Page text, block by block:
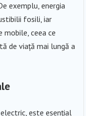
exemplu, energia
fosili, iar
mobile, ceea ce
de viață mai lungă a
este esențial